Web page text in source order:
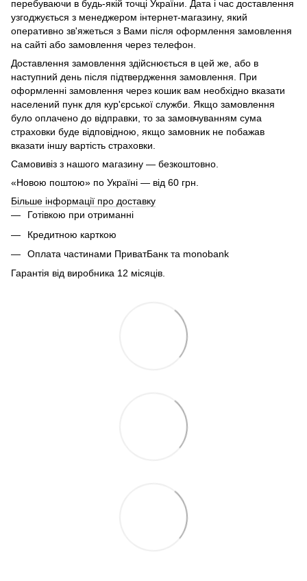
перебуваючи в будь-якій точці України. Дата і час доставлення
узгоджується з менеджером інтернет-магазину, який
оперативно зв'яжеться з Вами після оформлення замовлення
на сайті або замовлення через телефон.
Доставлення замовлення здійснюється в цей же, або в
наступний день після підтвердження замовлення. При
оформленні замовлення через кошик вам необхідно вказати
населений пунк для кур'єрської служби. Якщо замовлення
було оплачено до відправки, то за замовчуванням сума
страховки буде відповідною, якщо замовник не побажав
вказати іншу вартість страховки.
Самовивіз з нашого магазину — безкоштовно.
«Новою поштою» по Україні — від 60 грн.
Більше інформації про доставку
Готівкою при отриманні
Кредитною карткою
Оплата частинами ПриватБанк та monobank
Гарантія від виробника 12 місяців.